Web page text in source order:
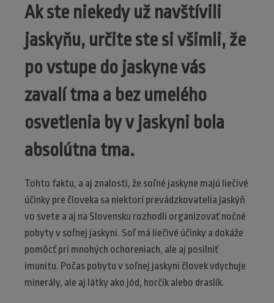
Ak ste niekedy už navštívili
jaskyňu, určite ste si všimli, že
po vstupe do jaskyne vás
zavalí tma a bez umelého
osvetlenia by v jaskyni bola
absolútna tma.
Tohto faktu, a aj znalosti, že soľné jaskyne majú liečivé
účinky pre človeka sa niektorí prevádzkovatelia jaskýň
vo svete a aj na Slovensku rozhodli organizovať nočné
pobyty v soľnej jaskyni. Soľ má liečivé účinky a dokáže
pomôcť pri mnohých ochoreniach, ale aj posilniť
imunitu. Počas pobytu v soľnej jaskyni človek vdychuje
minerály, ale aj látky ako jód, horčík alebo draslík.